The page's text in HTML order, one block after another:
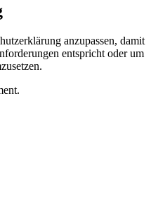
anzupassen, damit
entspricht oder um